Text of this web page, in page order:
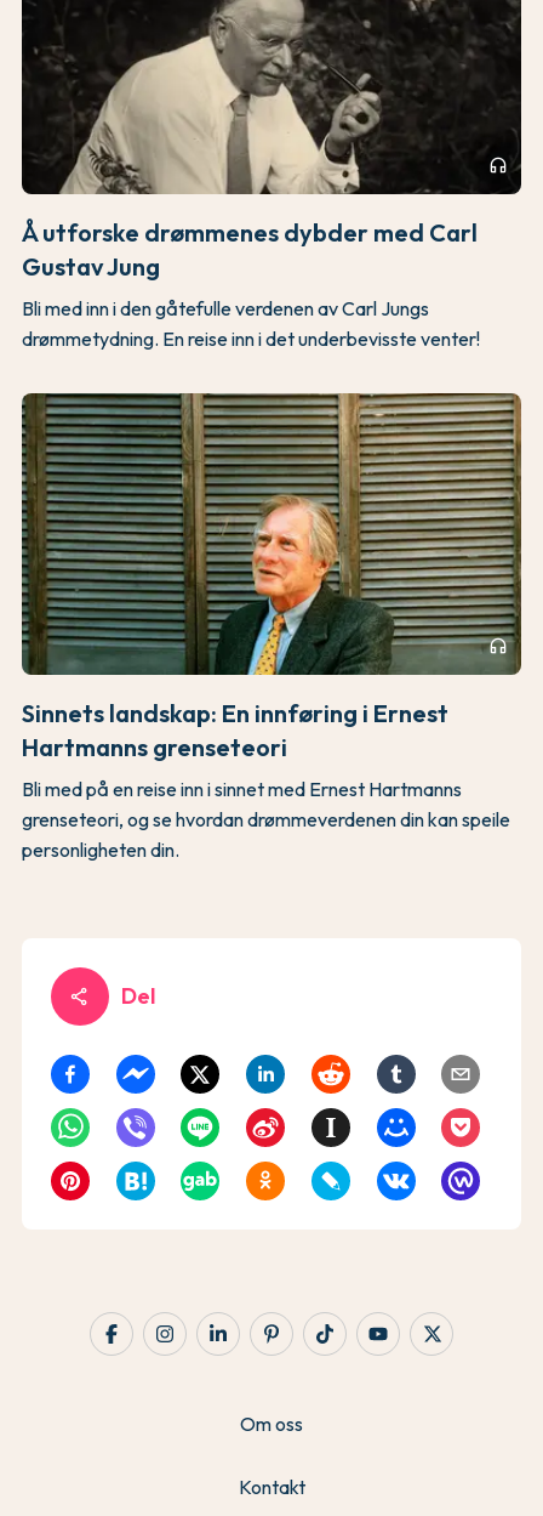
headphones
Å utforske drømmenes dybder med Carl
Gustav Jung
Bli med inn i den gåtefulle verdenen av Carl Jungs
drømmetydning. En reise inn i det underbevisste venter!
headphones
Sinnets landskap: En innføring i Ernest
Hartmanns grenseteori
Bli med på en reise inn i sinnet med Ernest Hartmanns
grenseteori, og se hvordan drømmeverdenen din kan speile
personligheten din.
share Del
Om oss
Kontakt